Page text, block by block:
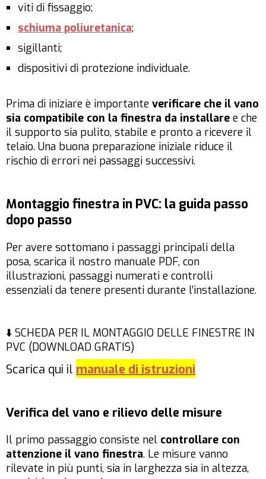
viti di fissaggio;
schiuma poliuretanica;
sigillanti;
dispositivi di protezione individuale.
Prima di iniziare è importante verificare che il vano
sia compatibile con la finestra da installare e che
il supporto sia pulito, stabile e pronto a ricevere il
telaio. Una buona preparazione iniziale riduce il
rischio di errori nei passaggi successivi.
Montaggio finestra in PVC: la guida passo
dopo passo
Per avere sottomano i passaggi principali della
posa, scarica il nostro manuale PDF, con
illustrazioni, passaggi numerati e controlli
essenziali da tenere presenti durante l’installazione.
⬇️ SCHEDA PER IL MONTAGGIO DELLE FINESTRE IN
PVC (DOWNLOAD GRATIS)
Scarica qui il manuale di istruzioni
Verifica del vano e rilievo delle misure
Il primo passaggio consiste nel controllare con
attenzione il vano finestra. Le misure vanno
rilevate in più punti, sia in larghezza sia in altezza,